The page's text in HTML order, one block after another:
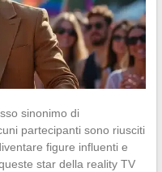
sinonimo di
partecipanti sono riusciti
figure influenti e
star della reality TV